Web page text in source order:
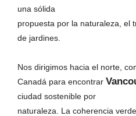
una sólida
propuesta por la naturaleza, el
de jardines.
Nos dirigimos hacia el norte,
Canadá para encontrar
ciudad sostenible por
naturaleza. La coherencia